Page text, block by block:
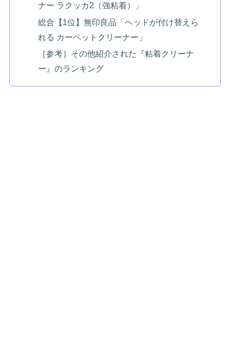
ナー ラクッカ2（強粘着）」
総合【1位】無印良品「ヘッドが付け替えら
れる カーペットクリーナー」
［参考］その他紹介された『粘着クリーナ
ー』のランキング